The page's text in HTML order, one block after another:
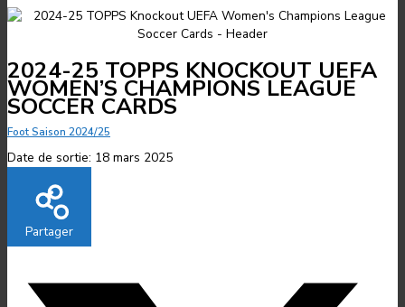
2024-25 TOPPS KNOCKOUT UEFA
WOMEN’S CHAMPIONS LEAGUE
SOCCER CARDS
Foot Saison 2024/25
Date de sortie: 18 mars 2025
Partager